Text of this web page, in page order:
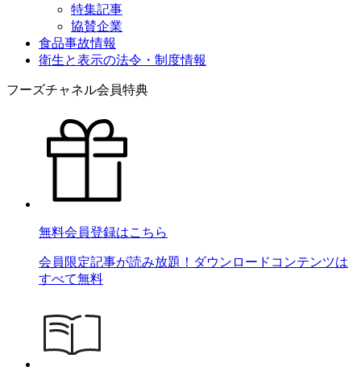
特集記事
協賛企業
食品事故情報
衛生と表示の法令・制度情報
フーズチャネル会員特典
無料会員登録はこちら
会員限定記事が読み放題！ダウンロードコンテンツは
すべて無料